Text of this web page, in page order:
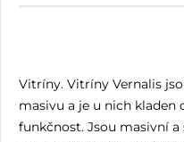
Vitríny. Vitríny Vernalis
masivu a je u nich kladen
funkčnost. Jsou masivní